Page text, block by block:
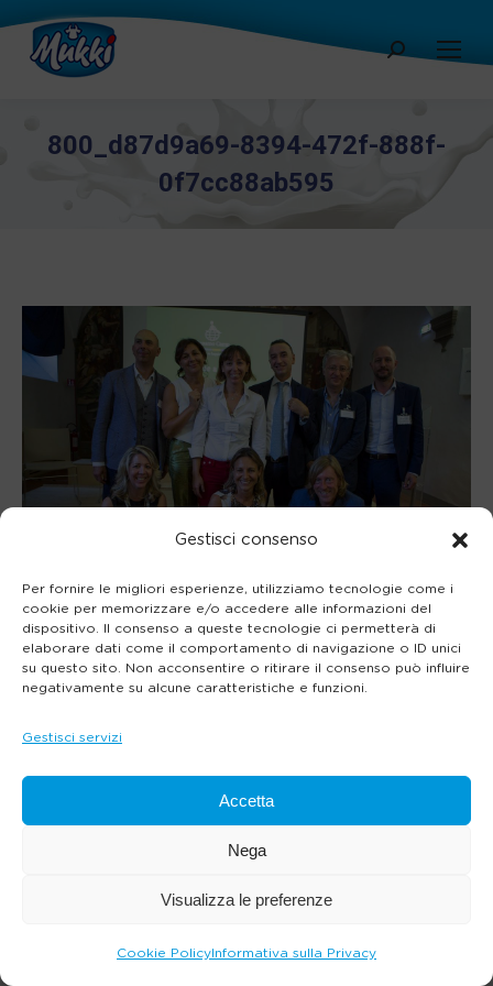
Gestisci consenso
Per fornire le migliori esperienze, utilizziamo tecnologie come i
cookie per memorizzare e/o accedere alle informazioni del
dispositivo. Il consenso a queste tecnologie ci permetterà di
elaborare dati come il comportamento di navigazione o ID unici
su questo sito. Non acconsentire o ritirare il consenso può influire
negativamente su alcune caratteristiche e funzioni.
Gestisci servizi
Accetta
Nega
Visualizza le preferenze
Cookie PolicyInformativa sulla Privacy
Cerca:
800_d87d9a69-8394-472f-888f-
0f7cc88ab595